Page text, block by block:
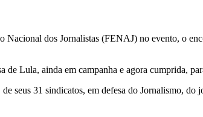
Nacional dos Jornalistas (FENAJ) no evento, o
Lula, ainda em campanha e agora cumprida,
seus 31 sindicatos, em defesa do Jornalismo, do